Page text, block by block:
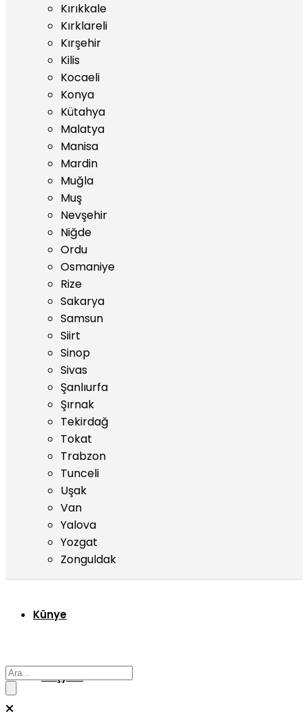
Kırıkkale
Kırklareli
Kırşehir
Kilis
Kocaeli
Konya
Kütahya
Malatya
Manisa
Mardin
Muğla
Muş
Nevşehir
Niğde
Ordu
Osmaniye
Rize
Sakarya
Samsun
Siirt
Sinop
Sivas
Şanlıurfa
Şırnak
Tekirdağ
Tokat
Trabzon
Tunceli
Uşak
Van
Yalova
Yozgat
Zonguldak
Künye
Başyazı